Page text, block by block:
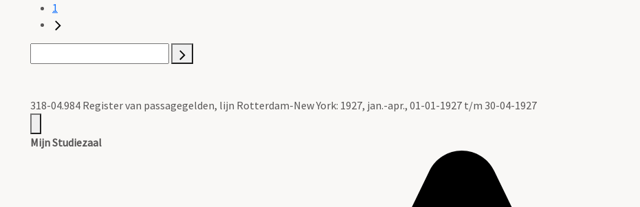
1
318-04.984 Register van passagegelden, lijn Rotterdam-New York: 1927, jan.-apr., 01-01-1927 t/m 30-04-1927
Mijn Studiezaal